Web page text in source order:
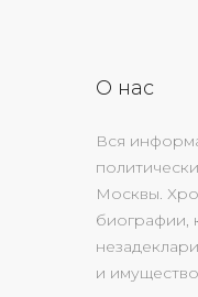
О нас
Вся
Москвы.
биографии,
и